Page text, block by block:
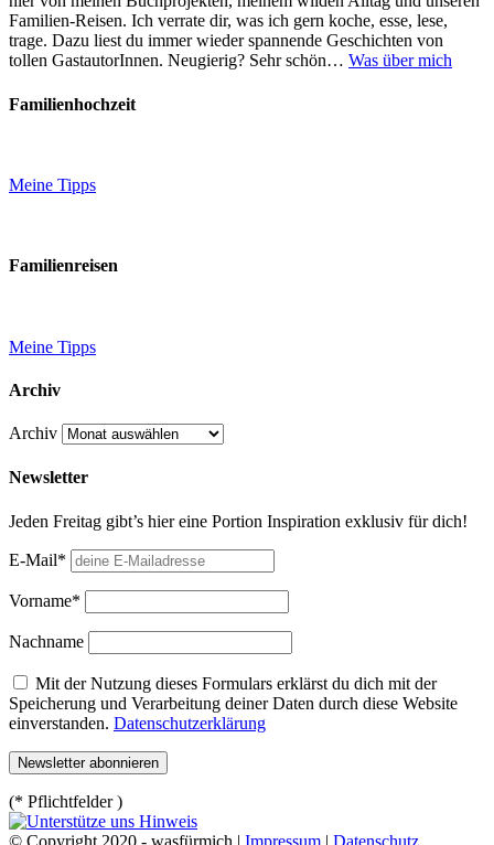
Familien-Reisen. Ich verrate dir, was ich gern koche, esse, lese,
trage. Dazu liest du immer wieder spannende Geschichten von
tollen GastautorInnen. Neugierig? Sehr schön… Was über mich
Familienhochzeit
Meine Tipps
Familienreisen
Meine Tipps
Archiv
Archiv
Newsletter
Jeden Freitag gibt’s hier eine Portion Inspiration exklusiv für dich!
E-Mail*
Vorname*
Nachname
Mit der Nutzung dieses Formulars erklärst du dich mit der
Speicherung und Verarbeitung deiner Daten durch diese Website
einverstanden. Datenschutzerklärung
(* Pflichtfelder )
© Copyright 2020 - wasfürmich | Impressum | Datenschutz